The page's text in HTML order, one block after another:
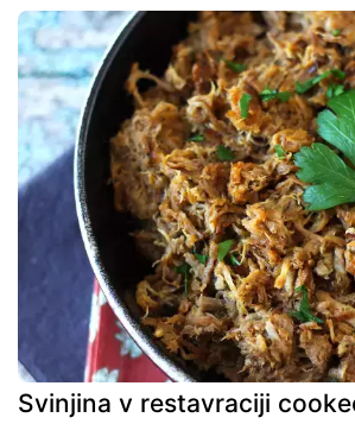
Svinjina v restavraciji